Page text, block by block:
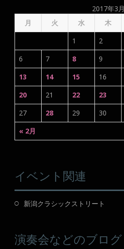
2017年3月
月
火 水 木
« 2月
1 2
6
7 8 9
13
14 15 16
20
21 22 23
27
28 29 30
イベント関連
新潟クラシックストリート
演奏会などのブログ